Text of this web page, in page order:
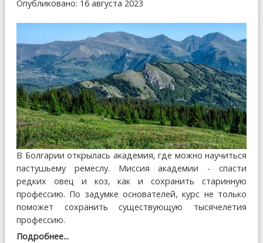
Опубликовано: 16 августа 2023
В Болгарии открылась академия, где можно научиться
пастушьему ремеслу. Миссия академии - спасти
редких овец и коз, как и сохранить старинную
профессию. По задумке основателей, курс не только
поможет сохранить существующую тысячелетия
профессию.
Подробнее...